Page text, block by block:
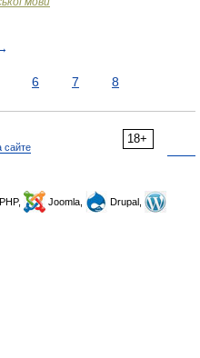
6 7 8
18+
сайте
Joomla,
Drupal,